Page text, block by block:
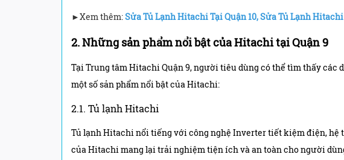
►Xem thêm:Sửa Tủ Lạnh Hitachi Tại Quận 10,Sửa Tủ Lạnh Hitachi
2. Những sản phẩm nổi bật của Hitachi tại Quận 9
Tại Trung tâm Hitachi Quận 9, người tiêu dùng có thể tìm thấy các
một số sản phẩm nổi bật của Hitachi:
2.1. Tủ lạnh Hitachi
Tủ lạnh Hitachi nổi tiếng với công nghệ Inverter tiết kiệm điện, hệ
của Hitachi mang lại trải nghiệm tiện ích và an toàn cho người